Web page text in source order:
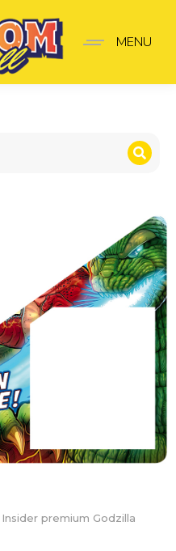
MENU
Insider premium Godzilla